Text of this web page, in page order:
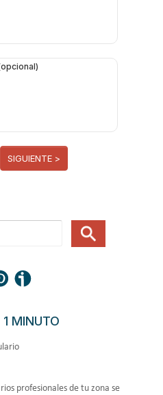
SIGUIENTE >
1 MINUTO
profesionales de tu zona se